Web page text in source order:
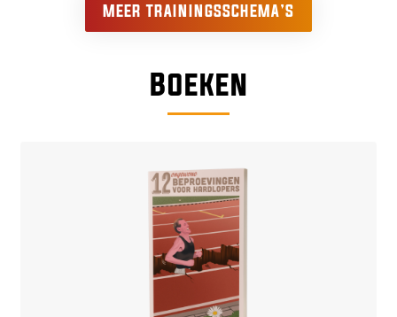
MEER TRAININGSSCHEMA’S
Boeken